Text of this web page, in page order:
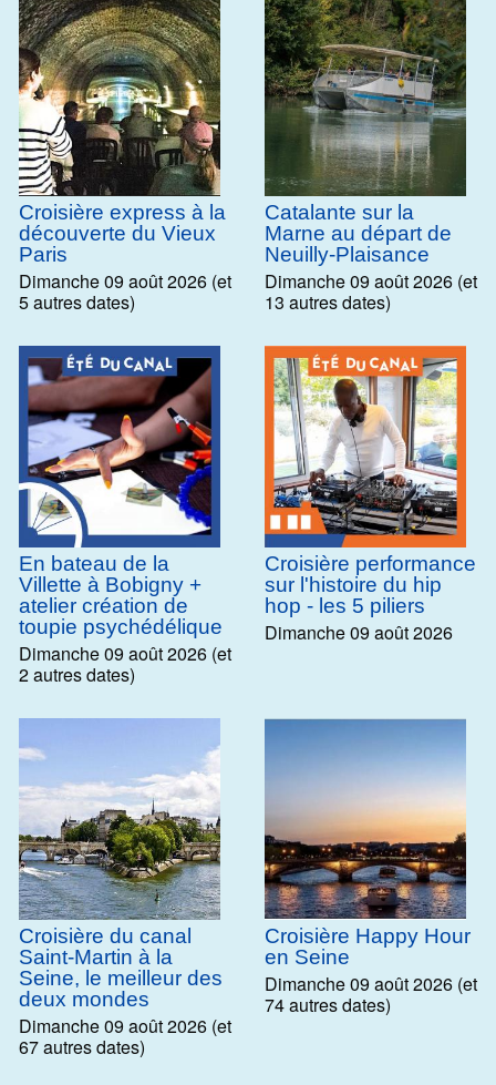
Croisière express à la
découverte du Vieux
Paris
Dimanche 09 août 2026 (et
5 autres dates)
Catalante sur la
Marne au départ de
Neuilly-Plaisance
Dimanche 09 août 2026 (et
13 autres dates)
En bateau de la
Villette à Bobigny +
atelier création de
toupie psychédélique
Dimanche 09 août 2026 (et
2 autres dates)
Croisière performance
sur l'histoire du hip
hop - les 5 piliers
Dimanche 09 août 2026
Croisière du canal
Saint-Martin à la
Seine, le meilleur des
deux mondes
Dimanche 09 août 2026 (et
67 autres dates)
Croisière Happy Hour
en Seine
Dimanche 09 août 2026 (et
74 autres dates)